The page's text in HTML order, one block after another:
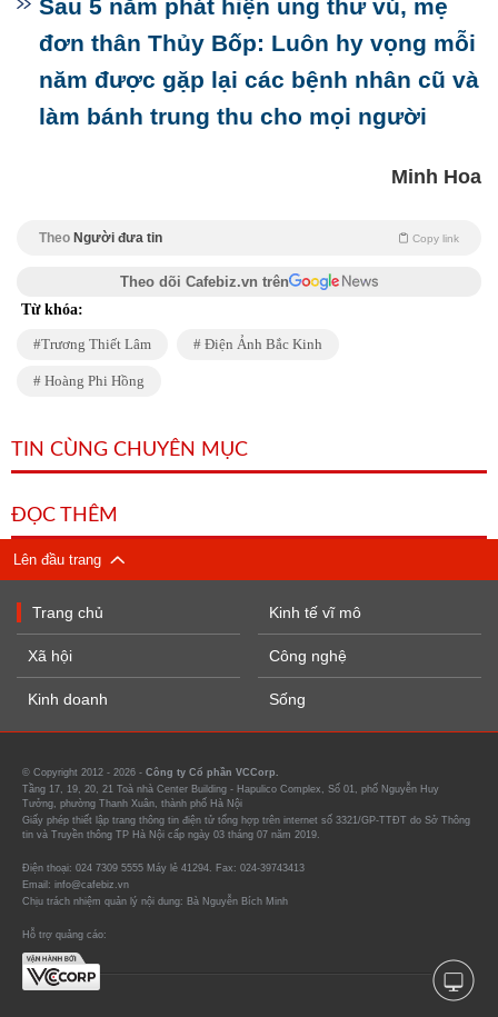
Sau 5 năm phát hiện ung thư vú, mẹ
đơn thân Thủy Bốp: Luôn hy vọng mỗi
năm được gặp lại các bệnh nhân cũ và
làm bánh trung thu cho mọi người
Minh Hoa
Theo Người đưa tin Copy link
Theo dõi Cafebiz.vn trên
Từ khóa:
Trương Thiết Lâm Điện Ảnh Bắc Kinh
Hoàng Phi Hồng
TIN CÙNG CHUYÊN MỤC
ĐỌC THÊM
Lên đầu trang
Trang chủ
Xã hội
Kinh doanh
Kinh tế vĩ mô
Công nghệ
Sống
© Copyright 2012 - 2026 - Công ty Cổ phần VCCorp.
Tầng 17, 19, 20, 21 Toà nhà Center Building - Hapulico Complex, Số 01, phố Nguyễn Huy
Tưởng, phường Thanh Xuân, thành phố Hà Nội
Giấy phép thiết lập trang thông tin điện tử tổng hợp trên internet số 3321/GP-TTĐT do Sở Thông
tin và Truyền thông TP Hà Nội cấp ngày 03 tháng 07 năm 2019.
Điện thoại: 024 7309 5555 Máy lẻ 41294. Fax: 024-39743413
Email: info@cafebiz.vn
Chịu trách nhiệm quản lý nội dung: Bà Nguyễn Bích Minh
Hỗ trợ quảng cáo: